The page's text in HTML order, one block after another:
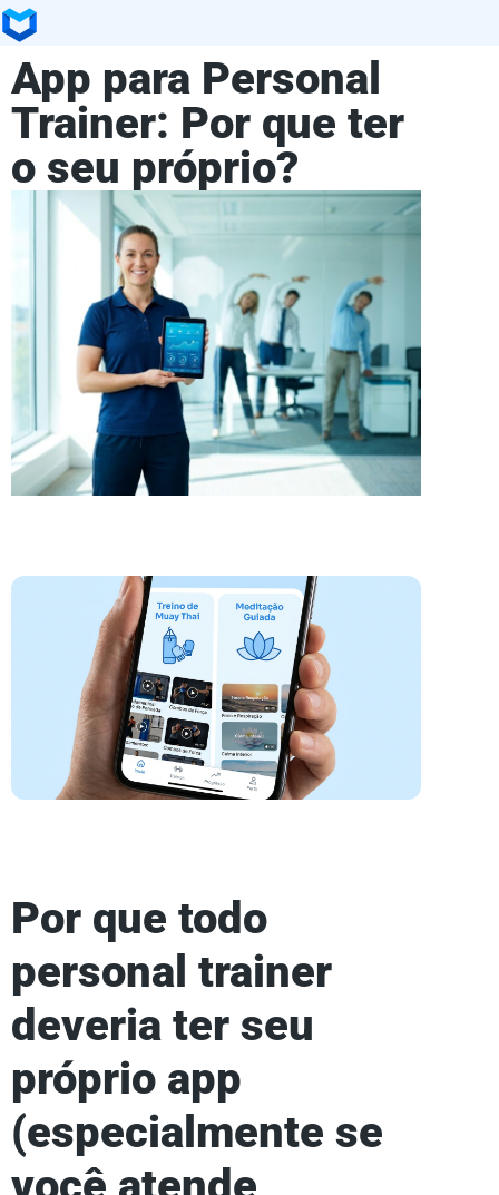
App para Personal
Trainer: Por que ter
o seu próprio?
Por que todo
personal trainer
deveria ter seu
próprio app
(especialmente se